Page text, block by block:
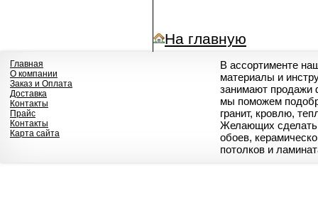
На главную
Главная
О компании
Заказ и Оплата
Доставка
Контакты
Прайс
Контакты
Карта сайта
В ассортименте
материалы и
занимают продажи
мы поможем
гранит, кровлю,
Желающих сделать
обоев,
потолков и